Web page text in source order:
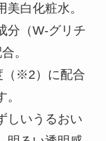
白化粧水。
分（W-グリチ
。
（※2）に配合
しいうるおい